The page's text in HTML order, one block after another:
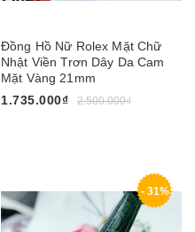
Đồng Hồ Nữ Rolex Mặt Chữ
Nhật Viền Trơn Dây Da Cam
Mặt Vàng 21mm
1.735.000₫
2.500.000₫
- 31%